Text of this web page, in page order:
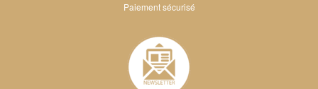
Paiement sécurisé